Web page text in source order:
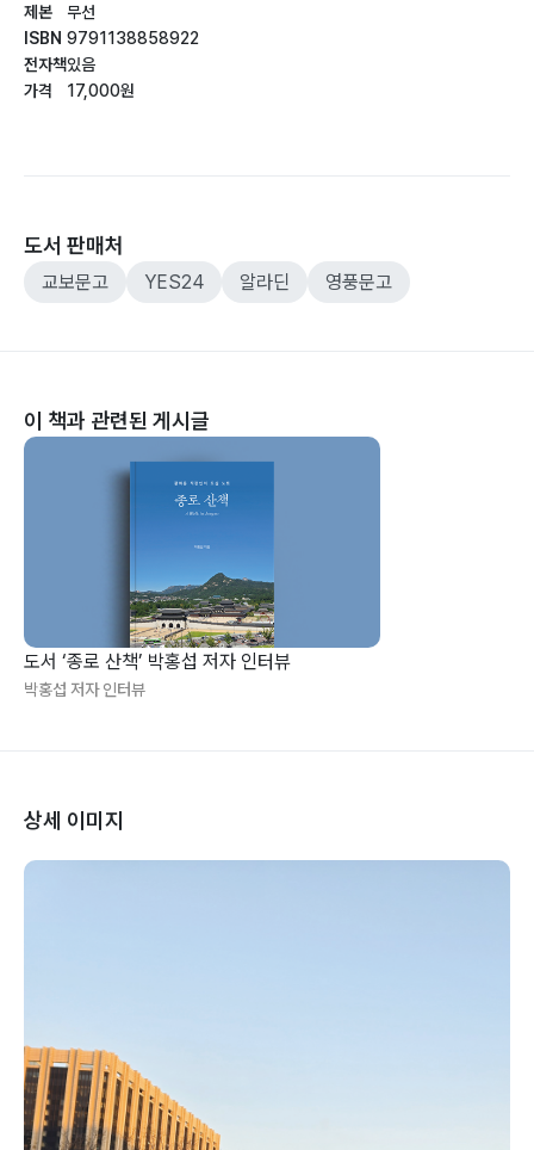
제본
ISBN
전자책
가격
무선
9791138858922
있음
17,000원
도서 판매처
교보문고 YES24 알라딘 영풍문고
이 책과 관련된 게시글
도서 ‘종로 산책’ 박홍섭 저자 인터뷰
박홍섭 저자 인터뷰
상세 이미지